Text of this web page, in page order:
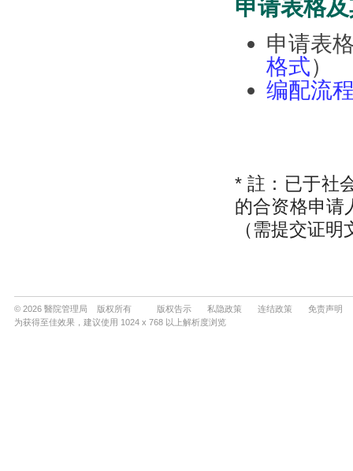
© 2026 醫院管理局 版权所有 版权告示 私隐政策 连结政策
免责声明
为获得至佳效果，建议使用 1024 x 768 以上解析度浏览